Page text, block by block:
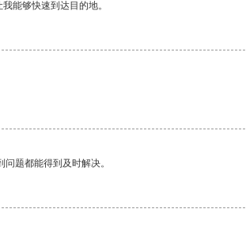
能够快速到达目的地。
题都能得到及时解决。